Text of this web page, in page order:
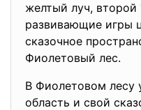
желтый луч, второй
развивающие игры
сказочное
Фиолетовый лес.
В Фиолетовом лесу
область и свой